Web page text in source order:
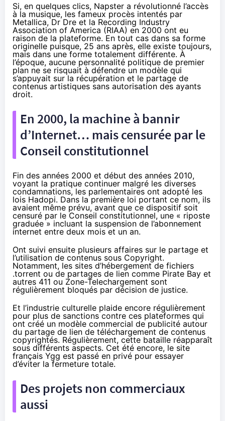
Si, en quelques clics, Napster a révolutionné l’accès
à la musique, les fameux procès intentés par
Metallica, Dr Dre et la Recording Industry
Association of America (RIAA) en 2000 ont eu
raison de la plateforme. En tout cas dans sa forme
originelle puisque, 25 ans après, elle existe toujours,
mais dans une forme totalement différente. À
l’époque, aucune personnalité politique de premier
plan ne se risquait à défendre un modèle qui
s’appuyait sur la récupération et le partage de
contenus artistiques sans autorisation des ayants
droit.
En 2000, la machine à bannir
d’Internet… mais censurée par le
Conseil constitutionnel
Fin des années 2000 et début des années 2010,
voyant la pratique continuer malgré les diverses
condamnations, les parlementaires ont adopté les
lois Hadopi. Dans la première loi portant ce nom, ils
avaient même prévu, avant que ce dispositif soit
censuré par le Conseil constitutionnel, une « riposte
graduée » incluant la suspension de l’abonnement
internet entre deux mois et un an.
Ont suivi ensuite plusieurs affaires sur le partage et
l’utilisation de contenus sous Copyright.
Notamment, les sites d’hébergement de fichiers
.torrent ou de partages de lien comme Pirate Bay et
autres 411 ou Zone-Telechargement sont
régulièrement bloqués par décision de justice.
Et l’industrie culturelle plaide encore régulièrement
pour plus de sanctions contre ces plateformes qui
ont créé un modèle commercial de publicité autour
du partage de lien de téléchargement de contenus
copyrightés. Régulièrement, cette bataille réapparaît
sous différents aspects. Cet été encore, le site
français Ygg est passé en privé pour essayer
d’éviter la fermeture totale.
Des projets non commerciaux
aussi